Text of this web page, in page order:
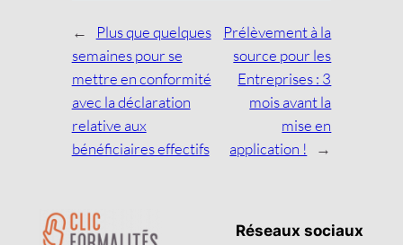
←
Plus que quelques
semaines pour se
mettre en conformité
avec la déclaration
relative aux
bénéficiaires effectifs
Prélèvement à la
source pour les
Entreprises : 3
mois avant la
mise en
application !
→
Réseaux sociaux